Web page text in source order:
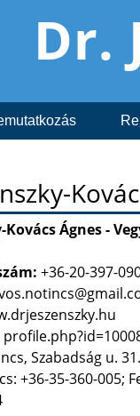
Dr.
Kovács Ágnes -
+36-20-397-
Szabadság u. 31.
+36-35-360-005;